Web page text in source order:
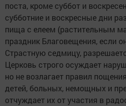
поста, кроме суббот и
субботние и воскресные дни
пища с елеем (растительным
праздник Благовещения, если
Страстную седмицу,
Церковь строго осуждает
но не возлагает правил
детей, больных, немощных и
отчуждает их от участия в